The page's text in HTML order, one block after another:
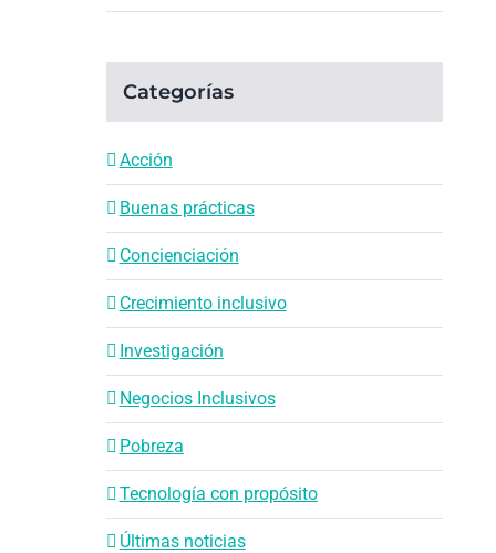
Categorías
Acción
Buenas prácticas
Concienciación
Crecimiento inclusivo
Investigación
Negocios Inclusivos
Pobreza
Tecnología con propósito
Últimas noticias